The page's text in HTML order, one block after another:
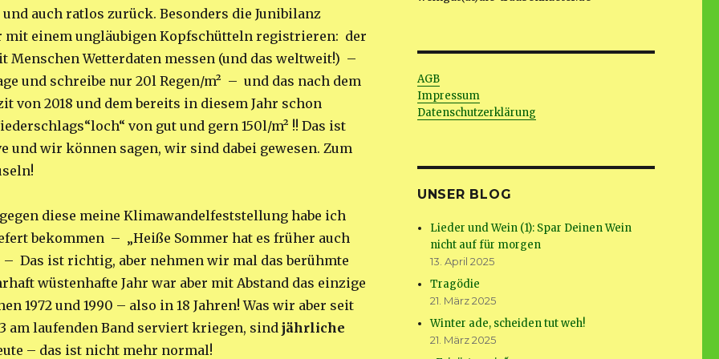
auch ratlos zurück. Besonders die Junibilanz
einem ungläubigen Kopfschütteln registrieren: der
Menschen Wetterdaten messen (und das weltweit!) –
und schreibe nur 20l Regen/m² – und das nach dem
von 2018 und dem bereits in diesem Jahr schon
von gut und gern 150l/m² !! Das ist
und wir können sagen, wir sind dabei gewesen. Zum
diese meine Klimawandelfeststellung habe ich
bekommen – „Heiße Sommer hat es früher auch
– Das ist richtig, aber nehmen wir mal das berühmte
wüstenhafte Jahr war aber mit Abstand das einzige
1972 und 1990 – also in 18 Jahren! Was wir aber seit
am laufenden Band serviert kriegen, sind jährliche
– das ist nicht mehr normal!
AGB
Impressum
Datenschutzerklärung
UNSER BLOG
Lieder und Wein (1): Spar Deinen Wein
nicht auf für morgen
13. April 2025
Tragödie
21. März 2025
Winter ade, scheiden tut weh!
21. März 2025